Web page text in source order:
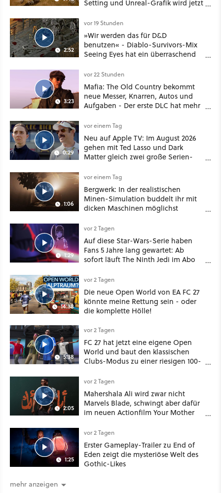
Setting und Unreal-Grafik wird jetzt
2:52
vor 19 Stunden
»Wir werden das für D&D
benutzen« - Diablo-Survivors-Mix
Seeing Eyes hat ein überraschend
3:23
vor 22 Stunden
Mafia: The Old Country bekommt
neue Messer, Knarren, Autos und
Aufgaben - Der erste DLC hat mehr
0:29
vor einem Tag
Neu auf Apple TV: Im August 2026
gehen mit Ted Lasso und Dark
Matter gleich zwei große Serien-
1:06
vor einem Tag
Bergwerk: In der realistischen
Minen-Simulation buddelt ihr mit
dicken Maschinen möglichst
1:29
vor 2 Tagen
Auf diese Star-Wars-Serie haben
Fans 5 Jahre lang gewartet: Ab
sofort läuft The Ninth Jedi im Abo
14:38
vor 2 Tagen
Die neue Open World von EA FC 27
könnte meine Rettung sein - oder
die komplette Hölle!
5:38
vor 2 Tagen
FC 27 hat jetzt eine eigene Open
World und baut den klassischen
Clubs-Modus zu einer riesigen 100-
2:05
vor 2 Tagen
Mahershala Ali wird zwar nicht
Marvels Blade, schwingt aber dafür
im neuen Actionfilm Your Mother
Schwert
1:25
vor 2 Tagen
Erster Gameplay-Trailer zu End of
Eden zeigt die mysteriöse Welt des
Gothic-Likes
mehr anzeigen